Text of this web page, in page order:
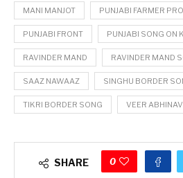
MANI MANJOT PUNJABI FARMER
PUNJABI FRONT PUNJABI SONG ON
RAVINDER MAND RAVINDER MAND
SAAZ NAWAAZ SINGHU BORDER
TIKRI BORDER SONG VEER
SHARE 0